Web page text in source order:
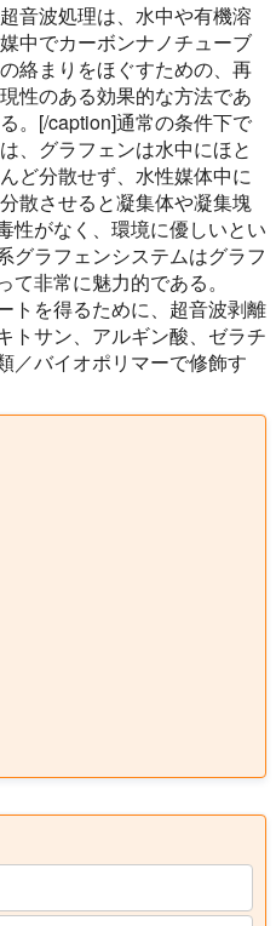
超音波処理は、水中や有機溶
媒中でカーボンナノチューブ
の絡まりをほぐすための、再
現性のある効果的な方法であ
る。[/caption]通常の条件下で
は、グラフェンは水中にほと
んど分散せず、水性媒体中に
分散させると凝集体や凝集塊
性がなく、環境に優しいとい
グラフェンシステムはグラフ
非常に魅力的である。
トを得るために、超音波剥離
トサン、アルギン酸、ゼラチ
／バイオポリマーで修飾す